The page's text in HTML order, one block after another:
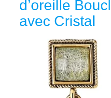
d’oreille
avec Cristal